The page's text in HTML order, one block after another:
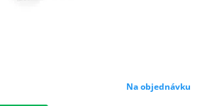
Na objednávku